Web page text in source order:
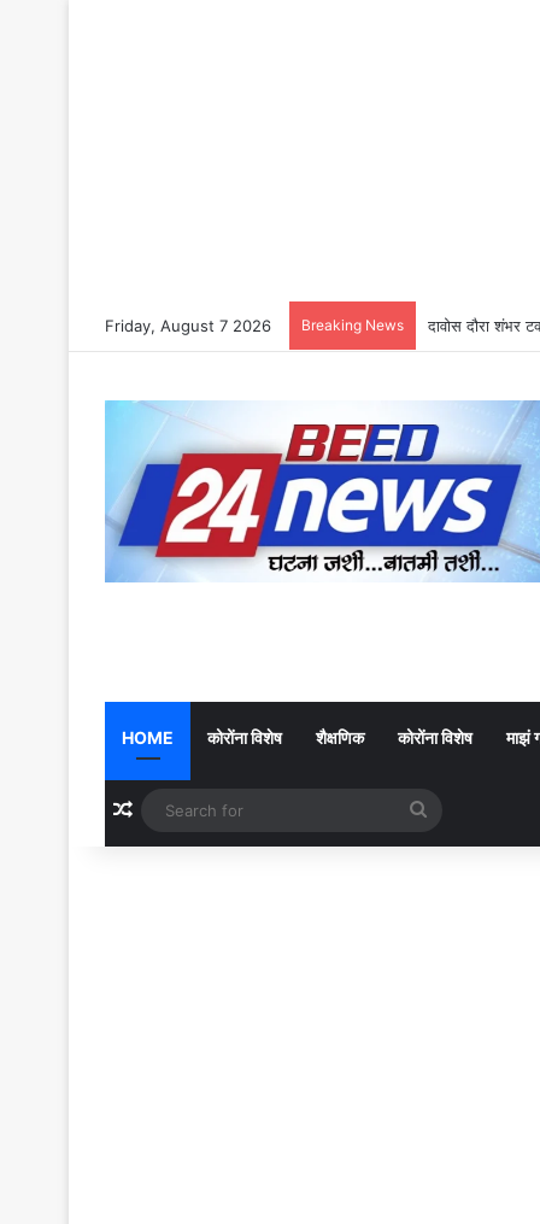
Friday, August 7 2026 Breaking News दावोस दौरा शंभर
HOME कोरोंना विशेष शैक्षणिक कोरोंना विशेष माझं
Random Article
for